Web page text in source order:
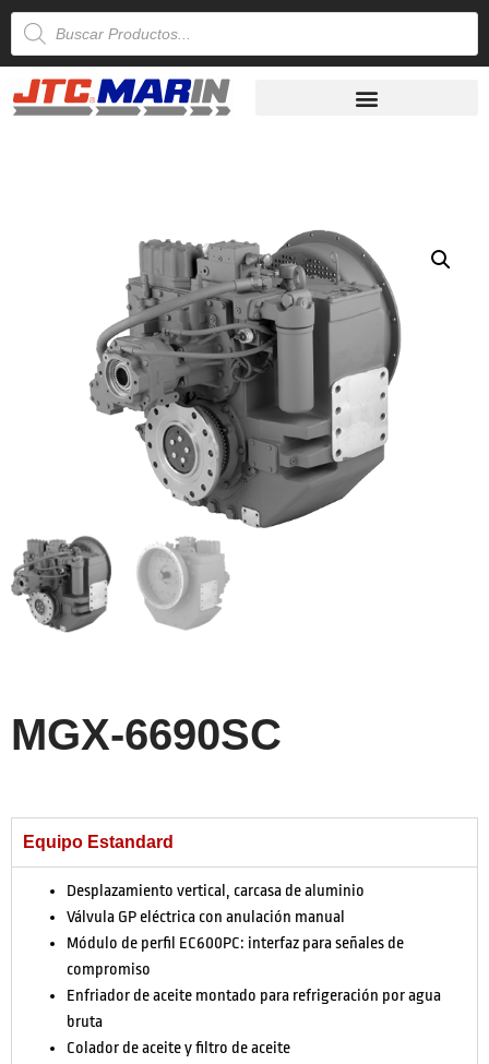
MGX-6690SC
Equipo Estandard
Desplazamiento vertical, carcasa de aluminio
Válvula GP eléctrica con anulación manual
Módulo de perfil EC600PC: interfaz para señales de
compromiso
Enfriador de aceite montado para refrigeración por agua
bruta
Colador de aceite y filtro de aceite